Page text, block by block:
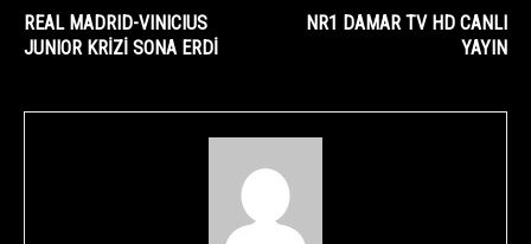
REAL MADRID-VINICIUS
JUNIOR KRİZİ SONA ERDİ
NR1 DAMAR TV HD CANLI
YAYIN